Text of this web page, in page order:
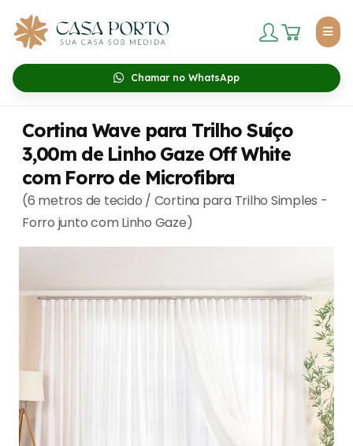
Chamar no WhatsApp
Cortina Wave para Trilho Suíço
3,00m de Linho Gaze Off White
com Forro de Microfibra
(6 metros de tecido / Cortina para Trilho Simples -
Forro junto com Linho Gaze)